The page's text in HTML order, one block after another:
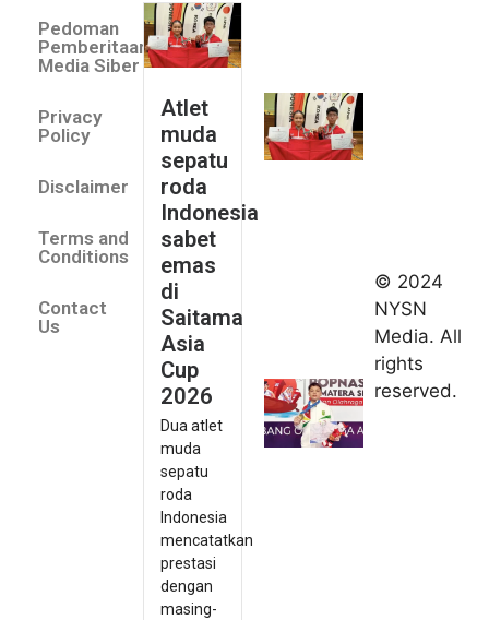
Pedoman
Pemberitaan
Media Siber
Privacy
Policy
Disclaimer
Terms and
Conditions
Contact
Us
Atlet
muda
sepatu
roda
Indonesia
sabet
emas
di
Saitama
Asia
Cup
2026
Dua atlet
muda
sepatu
roda
Indonesia
mencatatkan
prestasi
dengan
masing-
2026
Indonesia
kirim tiga
lifter
muda ke
Kejuaraan
© 2024
NYSN
Media. All
rights
reserved.